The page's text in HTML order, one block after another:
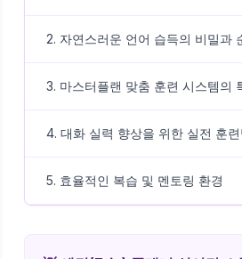
2. 자연스러운 언어 습득의 비밀과
3. 마스터플랜 맞춤 훈련 시스템의
4. 대화 실력 향상을 위한 실전 훈련
5. 효율적인 복습 및 멘토링 환경